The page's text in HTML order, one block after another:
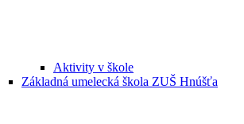
Aktivity v škole
Základná umelecká škola ZUŠ Hnúšťa